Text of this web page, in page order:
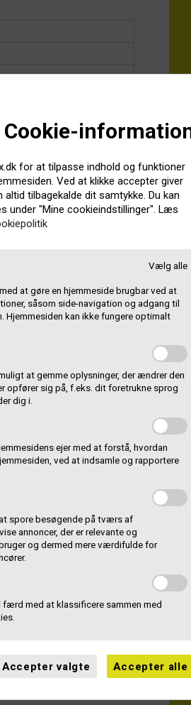
Cookie-
for at tilpasse indhold og funktioner
Ved at klikke accepter giver
tilbagekalde dit samtykke. Du kan
under "Mine cookieindstillinger". Læs
Vælg alle
at gøre en hjemmeside brugbar ved at
såsom side-navigation og adgang til
Hjemmesiden kan ikke fungere optimalt
at gemme oplysninger, der ændrer den
opfører sig på, f.eks. dit foretrukne sprog
dig i.
ejer med at forstå, hvordan
ved at indsamle og rapportere
spore besøgende på tværs af
annoncer, der er relevante og
og dermed mere værdifulde for
med at klassificere sammen med
Accepter valgte Accepter alle
i radioen.
blandt alle Gramex’
et par gange – men ikke
Men de er vokset op i et
de sammen, når de
de ikke bare
som Tobias Rahim,
deres band The William
der er ingen opskrift. Vi gør